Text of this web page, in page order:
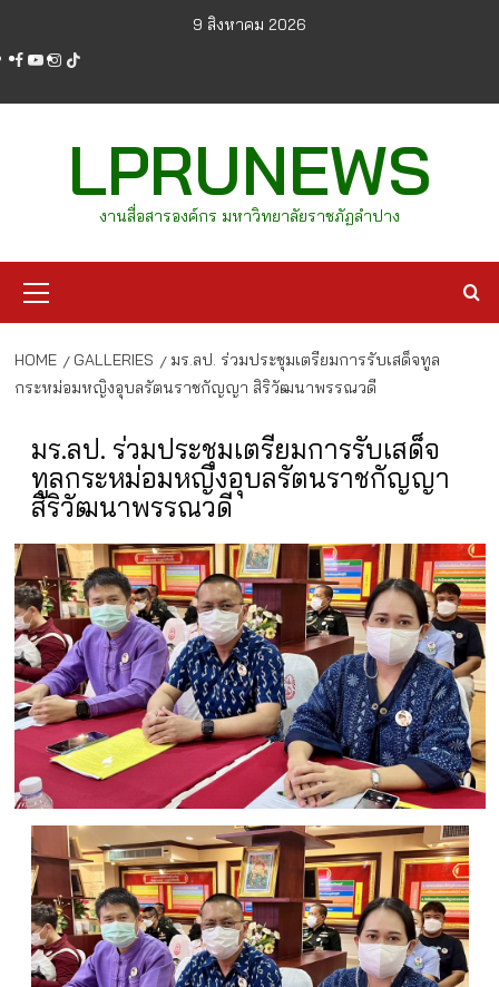
content
9 สิงหาคม 2026
facebook
youtube
instagram
tiktok
LPRUNEWS
งานสื่อสารองค์กร มหาวิทยาลัยราชภัฏลำปาง
Menu
HOME GALLERIES
มร.ลป. ร่วมประชุมเตรียมการรับเสด็จทูล
กระหม่อมหญิงอุบลรัตนราชกัญญา สิริวัฒนาพรรณวดี
มร.ลป. ร่วมประชุมเตรียมการรับเสด็จ
ทูลกระหม่อมหญิงอุบลรัตนราชกัญญา
สิริวัฒนาพรรณวดี